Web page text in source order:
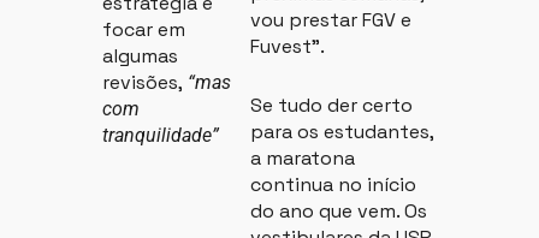
focar em
algumas
revisões, “mas
com
tranquilidade”
vou prestar FGV e
Fuvest”.
Se tudo der certo
para os estudantes,
a maratona
continua no início
do ano que vem. Os